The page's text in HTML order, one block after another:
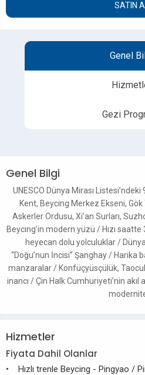
SATIN
Genel
Gezi
Genel Bilgi
UNESCO Dünya Mirası
Kent, Beycing Merkez Ekseni, Gök
Askerler Ordusu, Xi’an Surları,
Beycing’in modern yüzü / Hızı saatte
heyecan dolu yolculuklar /
“Doğu’nun İncisi” Şanghay / Harika
manzaralar / Konfüçyüsçülük,
inancı / Çin Halk Cumhuriyeti’nin akıl
Hizmetler
Fiyata Dahil Olanlar
• Hızlı trenle Beycing - Pingyao /